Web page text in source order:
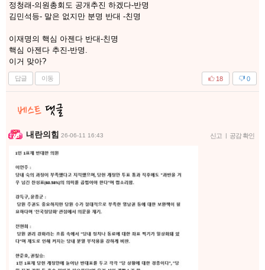
정청래-의원총회도 공개추진 하겠다-반명
김민석등- 말은 없지만 분명 반대 -친명
이재명의 핵심 아젠다 반대-친명
핵심 아젠다 추진-반명.
이거 맞아?
답글 이동 0
18
내란의힘 26-06-11 16:43 신고 | 공감 확인